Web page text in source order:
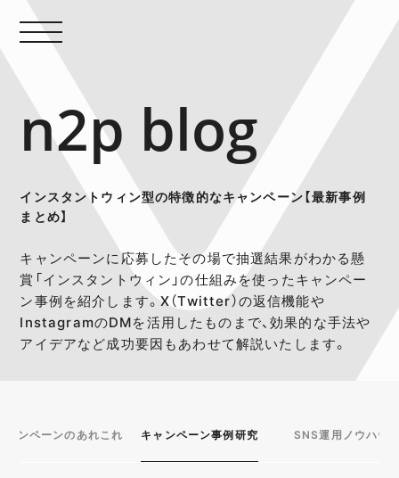
n2p blog
インスタントウィン型の特徴的なキャンペーン【最新事例
まとめ】
キャンペーンに応募したその場で抽選結果がわかる懸
賞「インスタントウィン」の仕組みを使ったキャンペー
ン事例を紹介します。X（Twitter）の返信機能や
InstagramのDMを活用したものまで、効果的な手法や
アイデアなど成功要因もあわせて解説いたします。
ャンペーンのあれこれ キャンペーン事例研究 SNS運用ノウハウ